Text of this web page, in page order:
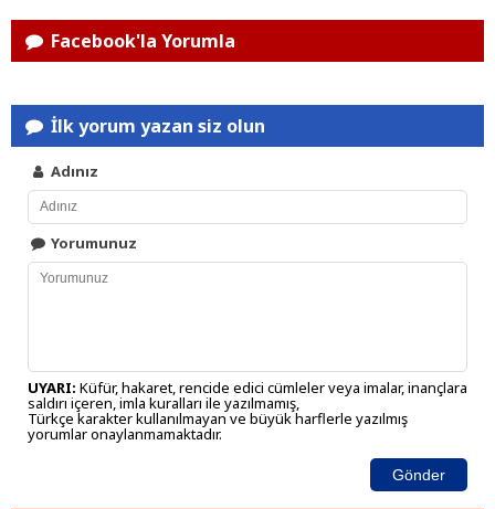
Facebook'la Yorumla
İlk yorum yazan siz olun
Adınız
Yorumunuz
UYARI: Küfür, hakaret, rencide edici cümleler veya imalar, inançlara
saldırı içeren, imla kuralları ile yazılmamış,
Türkçe karakter kullanılmayan ve büyük harflerle yazılmış
yorumlar onaylanmamaktadır.
Gönder